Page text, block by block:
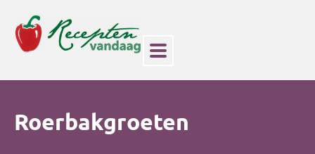
Roerbakgroeten